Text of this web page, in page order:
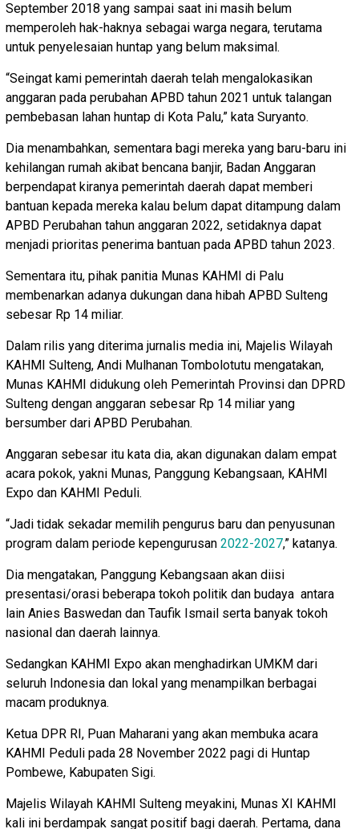
September 2018 yang sampai saat ini masih belum
memperoleh hak-haknya sebagai warga negara, terutama
untuk penyelesaian huntap yang belum maksimal.
“Seingat kami pemerintah daerah telah mengalokasikan
anggaran pada perubahan APBD tahun 2021 untuk talangan
pembebasan lahan huntap di Kota Palu,” kata Suryanto.
Dia menambahkan, sementara bagi mereka yang baru-baru ini
kehilangan rumah akibat bencana banjir, Badan Anggaran
berpendapat kiranya pemerintah daerah dapat memberi
bantuan kepada mereka kalau belum dapat ditampung dalam
APBD Perubahan tahun anggaran 2022, setidaknya dapat
menjadi prioritas penerima bantuan pada APBD tahun 2023.
Sementara itu, pihak panitia Munas KAHMI di Palu
membenarkan adanya dukungan dana hibah APBD Sulteng
sebesar Rp 14 miliar.
Dalam rilis yang diterima jurnalis media ini, Majelis Wilayah
KAHMI Sulteng, Andi Mulhanan Tombolotutu mengatakan,
Munas KAHMI didukung oleh Pemerintah Provinsi dan DPRD
Sulteng dengan anggaran sebesar Rp 14 miliar yang
bersumber dari APBD Perubahan.
Anggaran sebesar itu kata dia, akan digunakan dalam empat
acara pokok, yakni Munas, Panggung Kebangsaan, KAHMI
Expo dan KAHMI Peduli.
“Jadi tidak sekadar memilih pengurus baru dan penyusunan
program dalam periode kepengurusan 2022-2027,” katanya.
Dia mengatakan, Panggung Kebangsaan akan diisi
presentasi/orasi beberapa tokoh politik dan budaya antara
lain Anies Baswedan dan Taufik Ismail serta banyak tokoh
nasional dan daerah lainnya.
Sedangkan KAHMI Expo akan menghadirkan UMKM dari
seluruh Indonesia dan lokal yang menampilkan berbagai
macam produknya.
Ketua DPR RI, Puan Maharani yang akan membuka acara
KAHMI Peduli pada 28 November 2022 pagi di Huntap
Pombewe, Kabupaten Sigi.
Majelis Wilayah KAHMI Sulteng meyakini, Munas XI KAHMI
kali ini berdampak sangat positif bagi daerah. Pertama, dana